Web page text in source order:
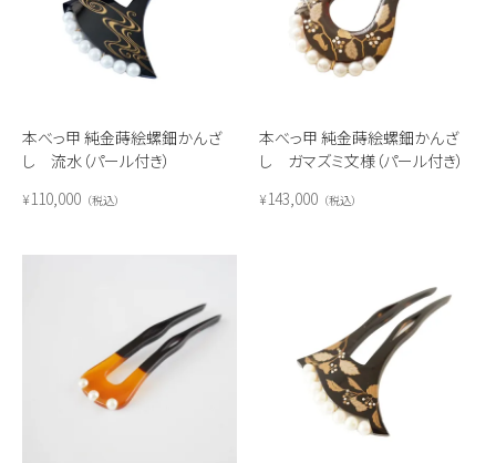
本べっ甲 純金蒔絵螺鈿かんざ
し 流水（パール付き）
¥110,000 税込
本べっ甲 純金蒔絵螺鈿かんざ
し ガマズミ文様（パール付き）
¥143,000 税込